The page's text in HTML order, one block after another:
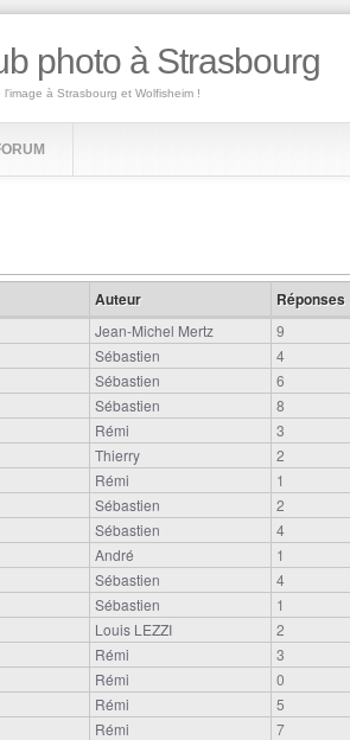
photo à Strasbourg
à Strasbourg et Wolfisheim !
actif)
Auteur Réponses
Jean-Michel Mertz 9
Sébastien 4
Sébastien 6
Sébastien 8
Rémi 3
Thierry 2
Rémi 1
Sébastien 2
Sébastien 4
André 1
Sébastien 4
Sébastien 1
Louis LEZZI 2
Rémi 3
Rémi 0
Rémi 5
Rémi 7